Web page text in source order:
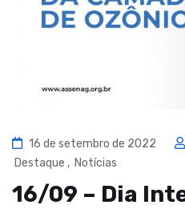
16 de setembro de 2022
Destaque , Notícias
16/09 – Dia